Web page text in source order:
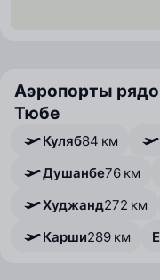
Аэропорты
Тюбе
Куляб84 км
Душанбе76 км
Худжанд272 км
Карши289 км